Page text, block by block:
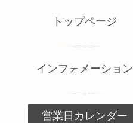
トップページ
インフォメーション
営業日カレンダー